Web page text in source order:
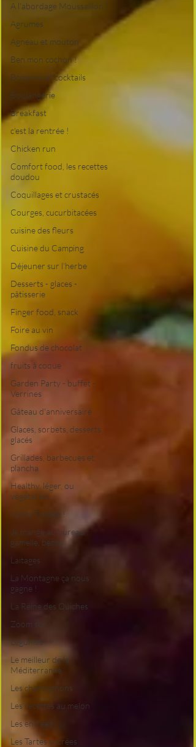
A l'abordage Moussaillon !
Agrumes
Agneau et mouton
Ben mon cochon !
Boissons et cocktails
Boulangerie
Breakfast
c'est la rentrée !
Chicken run
Comfort food, les recettes
doudou
Coquillages et crustacés
Courges, cucurbitacées
cuisine des fleurs
Cuisine du Camping
Déjeuner sur l'herbe
Desserts - glaces -
pâtisserie
Finger food, snack
Foire au vin
Fondus de chocolat
fruits à coque
Garden Party - buffet -
Verrines
Gâteau d'anniversaire
Glaces, sorbets, desserts
glacés
Grillades, barbecues et
plancha
Healthy, léger, ou
végétarien
i Love Tomate !
Je mange au bureau :
gamelle, bento
Laitages
La Montagne ça nous
gagne !
La Reine des Quiches
Zoom sur ...
Légumes
Le meilleur de la
Méditerranée
Les champignons
Les recettes au melon
Les entrées
Les Tartes sucrées